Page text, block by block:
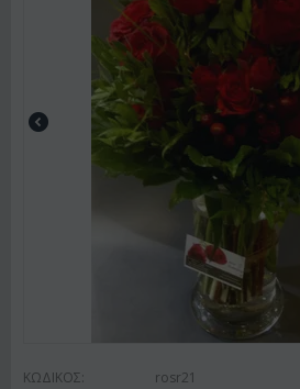
ΚΩΔΙΚΟΣ: rosr21